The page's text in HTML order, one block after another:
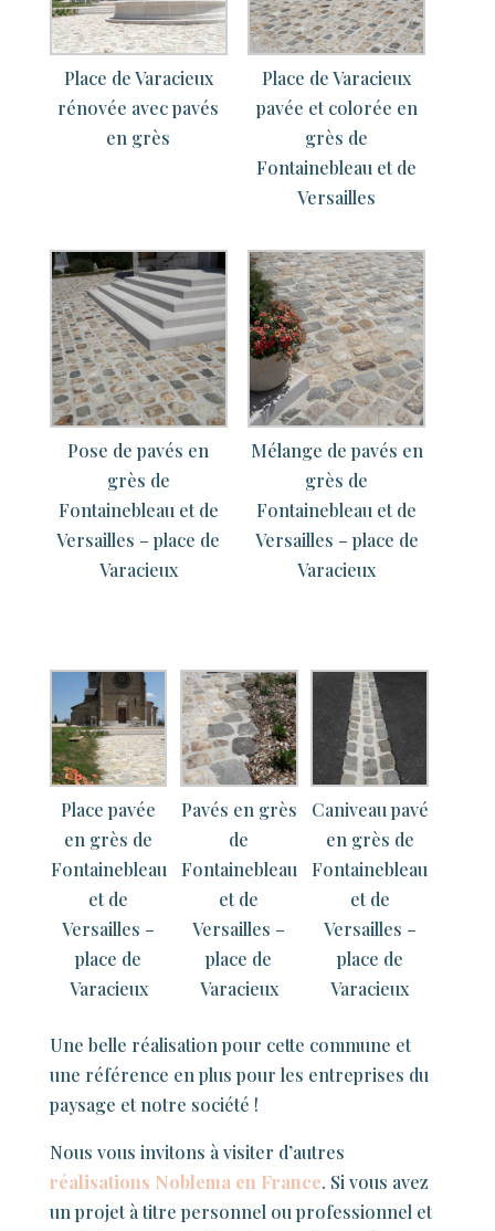
Place de Varacieux
rénovée avec pavés
en grès
Place de Varacieux
pavée et colorée en
grès de
Fontainebleau et de
Versailles
Pose de pavés en
grès de
Fontainebleau et de
Versailles – place de
Varacieux
Mélange de pavés en
grès de
Fontainebleau et de
Versailles – place de
Varacieux
Place pavée
en grès de
Fontainebleau
et de
Versailles –
place de
Varacieux
Pavés en grès
de
Fontainebleau
et de
Versailles –
place de
Varacieux
Caniveau pavé
en grès de
Fontainebleau
et de
Versailles –
place de
Varacieux
Une belle réalisation pour cette commune et
une référence en plus pour les entreprises du
paysage et notre société !
Nous vous invitons à visiter d’autres
réalisations Noblema en France. Si vous avez
un projet à titre personnel ou professionnel et